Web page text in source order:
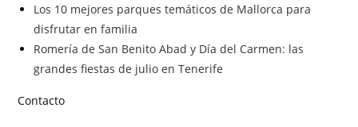
Los 10 mejores parques temáticos de Mallorca para
disfrutar en familia
Romería de San Benito Abad y Día del Carmen: las
grandes fiestas de julio en Tenerife
Contacto